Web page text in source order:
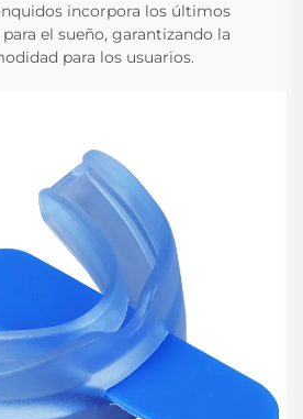
incorpora los últimos
el sueño, garantizando la
para los usuarios.